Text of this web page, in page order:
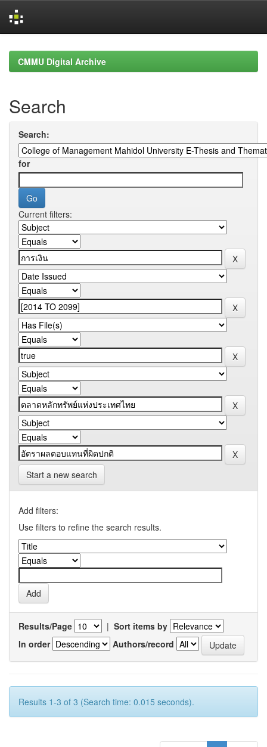
navigationCMMU Digital Archive
Search
Search:
for
Current filters:
Start a new search
Add filters:
Use filters to refine the search results.
Results/Page | Sort items by
In order
Authors/record
Results 1-3 of 3 (Search time: 0.015 seconds).